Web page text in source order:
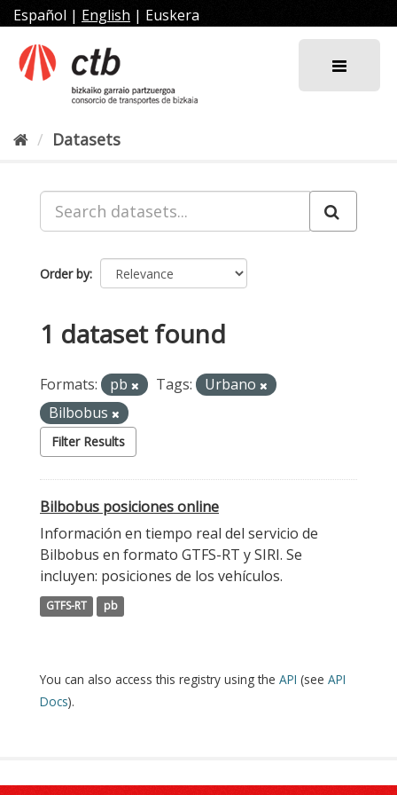
Skip
to
content
Español | English | Euskera
Datasets
Order by
1 dataset found
Formats: pb Tags:
Urbano
Bilbobus
Filter Results
Bilbobus posiciones online
Información en tiempo real del servicio de
Bilbobus en formato GTFS-RT y SIRI. Se
incluyen: posiciones de los vehículos.
GTFS-RT pb
You can also access this registry using the API (see API
Docs).